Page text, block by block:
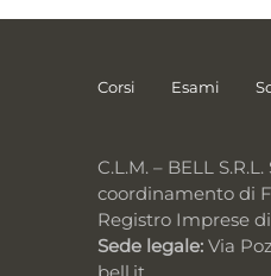
Corsi Esami
C.L.M. – BELL
coordinamento di
Registro Imprese
Sede legale: Via